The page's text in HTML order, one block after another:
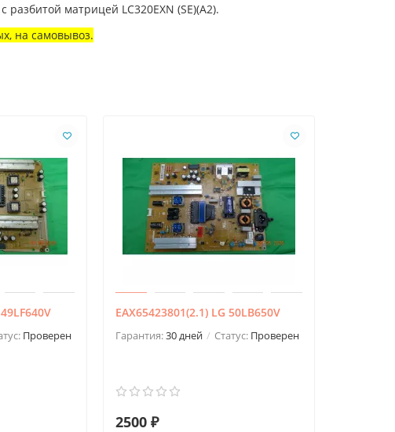
матрицей LC320EXN (SE)(A2).
на самовывоз.
Проверен
EAX65423801(2.1) LG 50LB650V
Гарантия:30 дней Статус: Проверен
2500 ₽